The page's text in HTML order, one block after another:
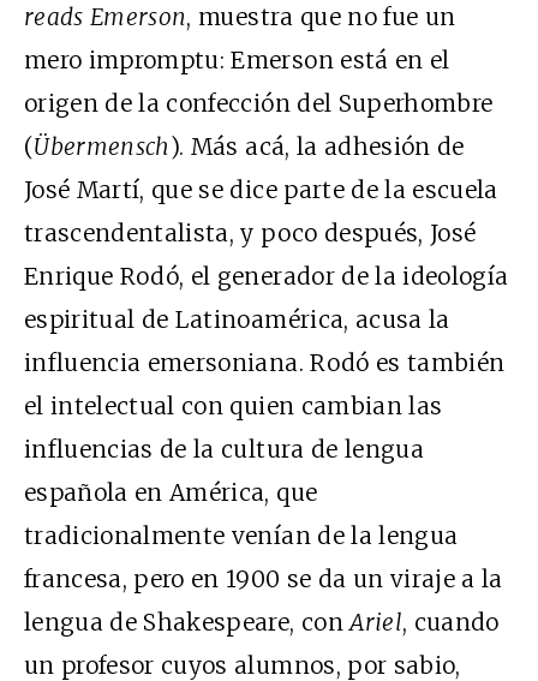
reads Emerson, muestra que no fue un
mero impromptu: Emerson está en el
origen de la confección del Superhombre
(Übermensch). Más acá, la adhesión de
José Martí, que se dice parte de la escuela
trascendentalista, y poco después, José
Enrique Rodó, el generador de la ideología
espiritual de Latinoamérica, acusa la
influencia emersoniana. Rodó es también
el intelectual con quien cambian las
influencias de la cultura de lengua
española en América, que
tradicionalmente venían de la lengua
francesa, pero en 1900 se da un viraje a la
lengua de Shakespeare, conAriel, cuando
un profesor cuyos alumnos, por sabio,